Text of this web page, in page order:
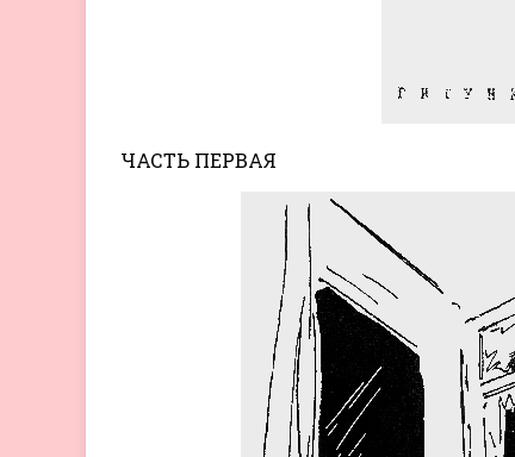
ЧАСТЬ ПЕРВАЯ